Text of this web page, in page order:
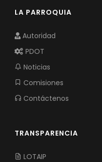
LA PARROQUIA
Autoridad
PDOT
Noticias
Comisiones
Contáctenos
TRANSPARENCIA
LOTAIP